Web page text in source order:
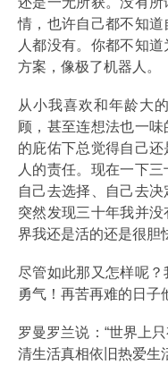
情，也许自己都不知
人都没有。你都不知
方案，像极了机器人。
从小我喜欢和年龄大
顾，甚至连想法也一
的庇佑下总觉得自己
人的责任。现在一下
自己去选择、自己去
突然发现三十年我并
界我还是活的还是很胆
尽管如此那又怎样呢
勇气！再苦再难的日子
罗曼罗兰说：“世界上
清生活真相依旧热爱生